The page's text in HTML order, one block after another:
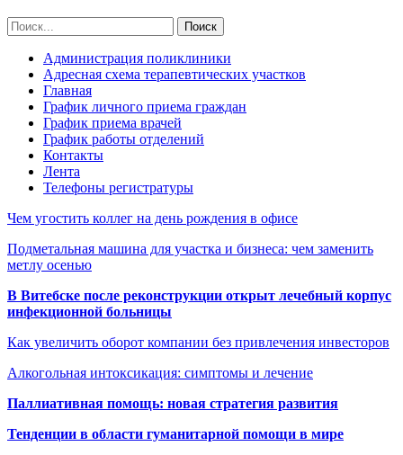
Администрация поликлиники
Адресная схема терапевтических участков
Главная
График личного приема граждан
График приема врачей
График работы отделений
Контакты
Лента
Телефоны регистратуры
Чем угостить коллег на день рождения в офисе
Подметальная машина для участка и бизнеса: чем заменить
метлу осенью
В Витебске после реконструкции открыт лечебный корпус
инфекционной больницы
Как увеличить оборот компании без привлечения инвесторов
Алкогольная интоксикация: симптомы и лечение
Паллиативная помощь: новая стратегия развития
Тенденции в области гуманитарной помощи в мире